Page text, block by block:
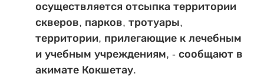
осуществляется отсыпка территории
скверов, парков, тротуары,
территории, прилегающие к лечебным
и учебным учреждениям, - сообщают в
акимате Кокшетау.